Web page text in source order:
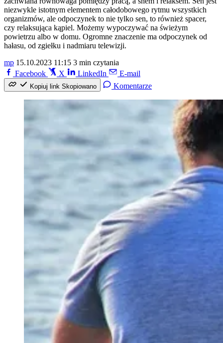
niezwykle istotnym elementem całodobowego rytmu wszystkich
organizmów, ale odpoczynek to nie tylko sen, to również spacer,
czy relaksująca kąpiel. Możemy wypoczywać na świeżym
powietrzu albo w domu. Ogromne znaczenie ma odpoczynek od
hałasu, od zgiełku i nadmiaru telewizji.
mp 15.10.2023 11:15 3 min czytania
Facebook
X LinkedIn E-mail
Kopiuj link Skopiowano Komentarze